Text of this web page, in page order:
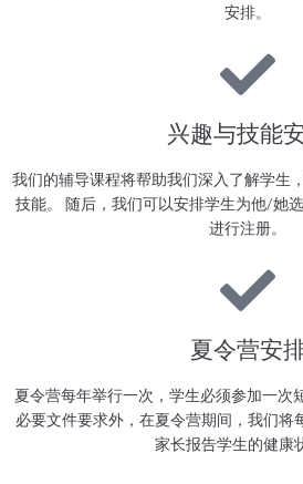
安排。
兴趣与技能
我们的辅导课程将帮助我们深入了解学生
技能。 随后，我们可以安排学生为他/她
进行注册。
夏令营安
夏令营每年举行一次，学生必须参加一次
必要文件要求外，在夏令营期间，我们将
家长报告学生的健康